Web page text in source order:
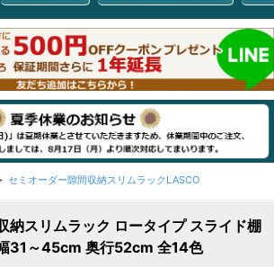
キッチン収納
全て見る
ミオーダー収納家具
全て見る
ソファー
全て見る
リビング家具
全て見る
ダイニングセット
全て見る
カーインテリア
全て見る
ROOMオリジナル
全て見る
COZY ROOMオリジナル家具
キリ収納
】
狭いキッチンのお悩み解決
【COOKING ASSISTANT】
セミオーダー隙間収納スリムラックLASCO
納スリムラック ロータイプ スライド棚
31～45cm 奥行52cm 全14色